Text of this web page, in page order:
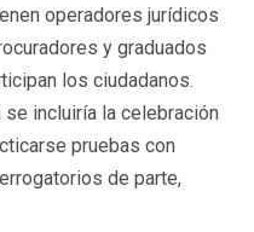
operadores jurídicos
y graduados
los ciudadanos.
incluiría la celebración
pruebas con
de parte,